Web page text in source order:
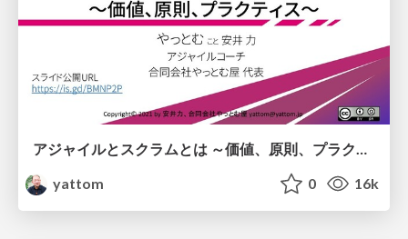
アジャイルとスクラムとは ～価値、原則、プラクティス～
yattom
0 16k